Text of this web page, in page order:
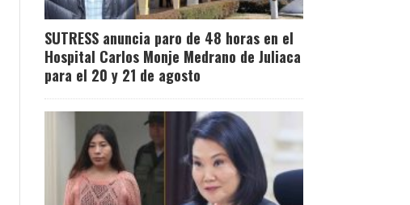
SUTRESS anuncia paro de 48 horas en el
Hospital Carlos Monje Medrano de Juliaca
para el 20 y 21 de agosto